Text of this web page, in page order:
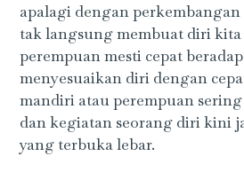
apalagi dengan
tak langsung membuat diri kita
perempuan mesti cepat
menyesuaikan diri dengan
mandiri atau perempuan
dan kegiatan seorang diri kini
yang terbuka lebar.